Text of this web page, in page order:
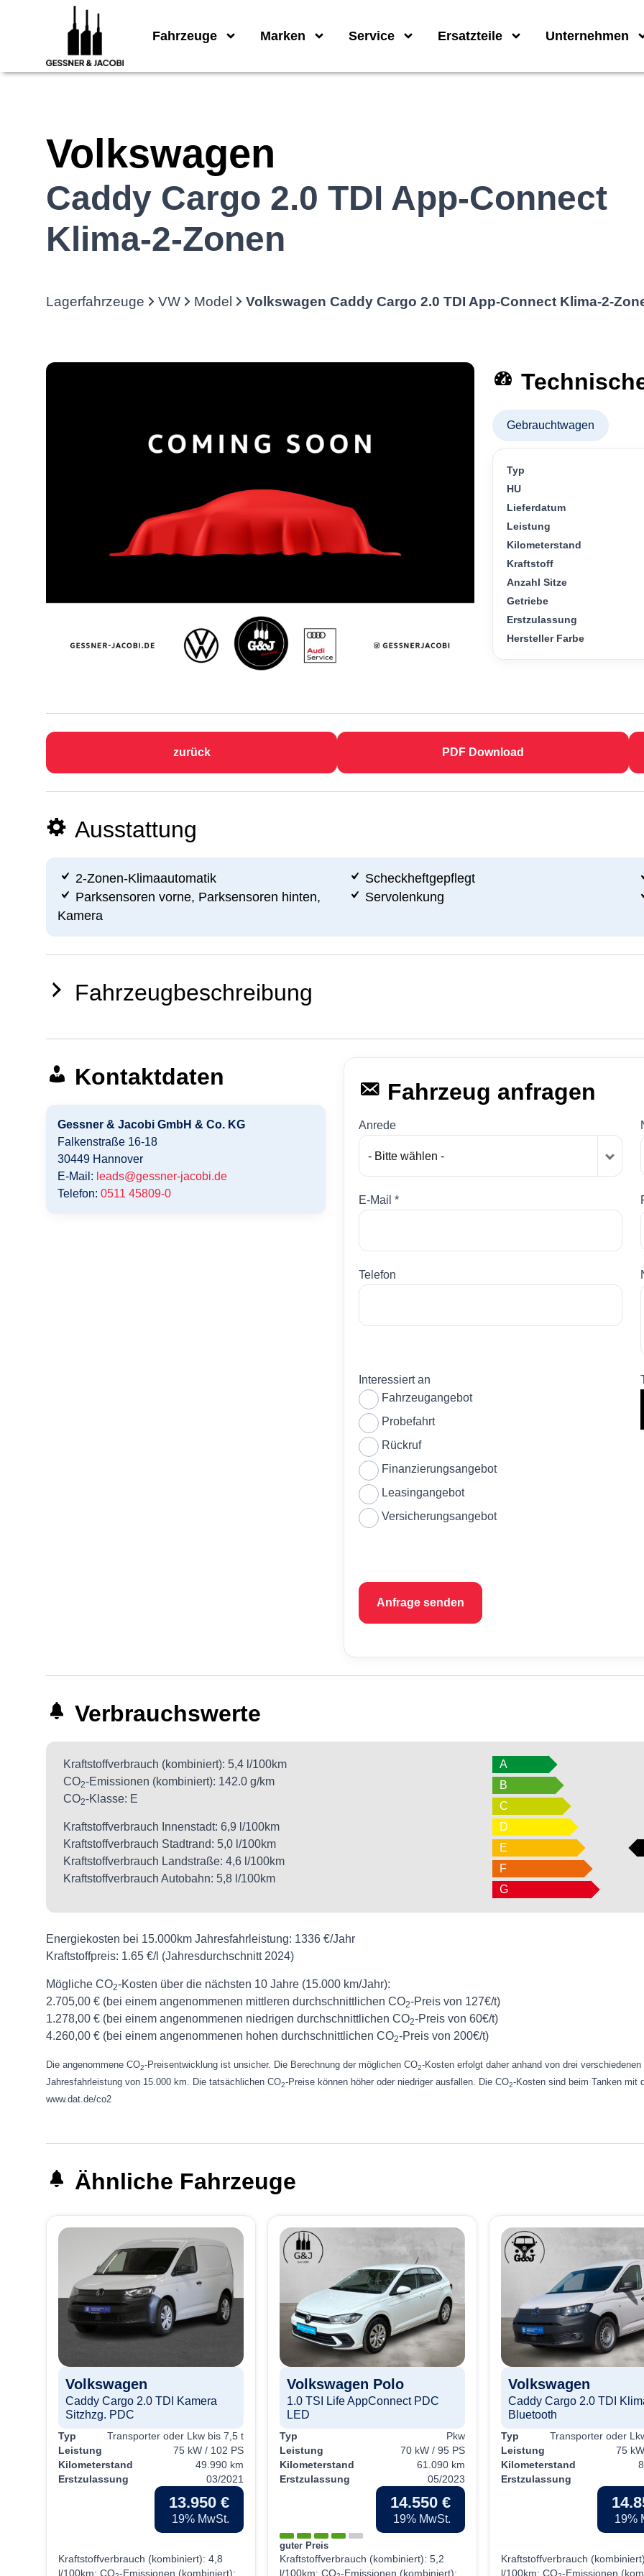
Fahrzeuge Marken Service Ersatzteile Unternehmen
Volkswagen
Caddy Cargo 2.0 TDI App-Connect
Klima-2-Zonen
Lagerfahrzeuge VW Model Volkswagen Caddy Cargo 2.0 TDI App-Connect Klima-2-
Gebrauchtwagen
Typ
HU
Lieferdatum
Leistung
Kilometerstand
Kraftstoff
Anzahl Sitze
Getriebe
Erstzulassung
Hersteller Farbe
zurück PDF Download
Ausstattung
2-Zonen-Klimaautomatik
Parksensoren vorne, Parksensoren hinten,
Kamera
Scheckheftgepflegt
Servolenkung
Fahrzeugbeschreibung
Kontaktdaten
Gessner & Jacobi GmbH & Co. KG
Falkenstraße 16-18
30449 Hannover
E-Mail: leads@gessner-jacobi.de
Telefon: 0511 45809-0
Fahrzeug anfragen
Anrede
- Bitte wählen -
E-Mail *
Telefon
Interessiert an
Fahrzeugangebot
Probefahrt
Rückruf
Finanzierungsangebot
Leasingangebot
Versicherungsangebot
Anfrage senden
Verbrauchswerte
Kraftstoffverbrauch (kombiniert): 5,4 l/100km
CO2-Emissionen (kombiniert): 142.0 g/km
CO2-Klasse: E
Kraftstoffverbrauch Innenstadt: 6,9 l/100km
Kraftstoffverbrauch Stadtrand: 5,0 l/100km
Kraftstoffverbrauch Landstraße: 4,6 l/100km
Kraftstoffverbrauch Autobahn: 5,8 l/100km
A
B
C
D
E
F
G
Energiekosten bei 15.000km Jahresfahrleistung: 1336 €/Jahr
Kraftstoffpreis: 1.65 €/l (Jahresdurchschnitt 2024)
Mögliche CO2-Kosten über die nächsten 10 Jahre (15.000 km/Jahr):
2.705,00 € (bei einem angenommenen mittleren durchschnittlichen CO2-Preis von 127€/t)
1.278,00 € (bei einem angenommenen niedrigen durchschnittlichen CO2-Preis von 60€/t)
4.260,00 € (bei einem angenommenen hohen durchschnittlichen CO2-Preis von 200€/t)
Die angenommene CO2-Preisentwicklung ist unsicher. Die Berechnung der möglichen CO2-Kosten erfolgt daher anhand von drei verschiedenen
Jahresfahrleistung von 15.000 km. Die tatsächlichen CO2-Preise können höher oder niedriger ausfallen. Die CO2-Kosten sind beim Tanken mit
www.dat.de/co2
Ähnliche Fahrzeuge
Volkswagen
Caddy Cargo 2.0 TDI Kamera
Sitzhzg. PDC
Typ
Transporter oder Lkw bis 7,5 t
Leistung
75 kW / 102 PS
Kilometerstand
49.990 km
Erstzulassung
03/2021
13.950 €
19% MwSt.
Kraftstoffverbrauch (kombiniert): 4,8
l/100km; CO -Emissionen (kombiniert):
Volkswagen Polo
1.0 TSI Life AppConnect PDC
LED
Typ
Pkw
Leistung
70 kW / 95 PS
Kilometerstand
61.090 km
Erstzulassung
05/2023
14.550 €
19% MwSt.
guter Preis
Kraftstoffverbrauch (kombiniert): 5,2
l/100km; CO -Emissionen (kombiniert):
Volkswagen
Caddy Cargo 2.0 TDI
Bluetooth
Typ
Transporter oder
Leistung
75
Kilometerstand
Erstzulassung
19%
Kraftstoffverbrauch
l/100km; CO -Emissionen